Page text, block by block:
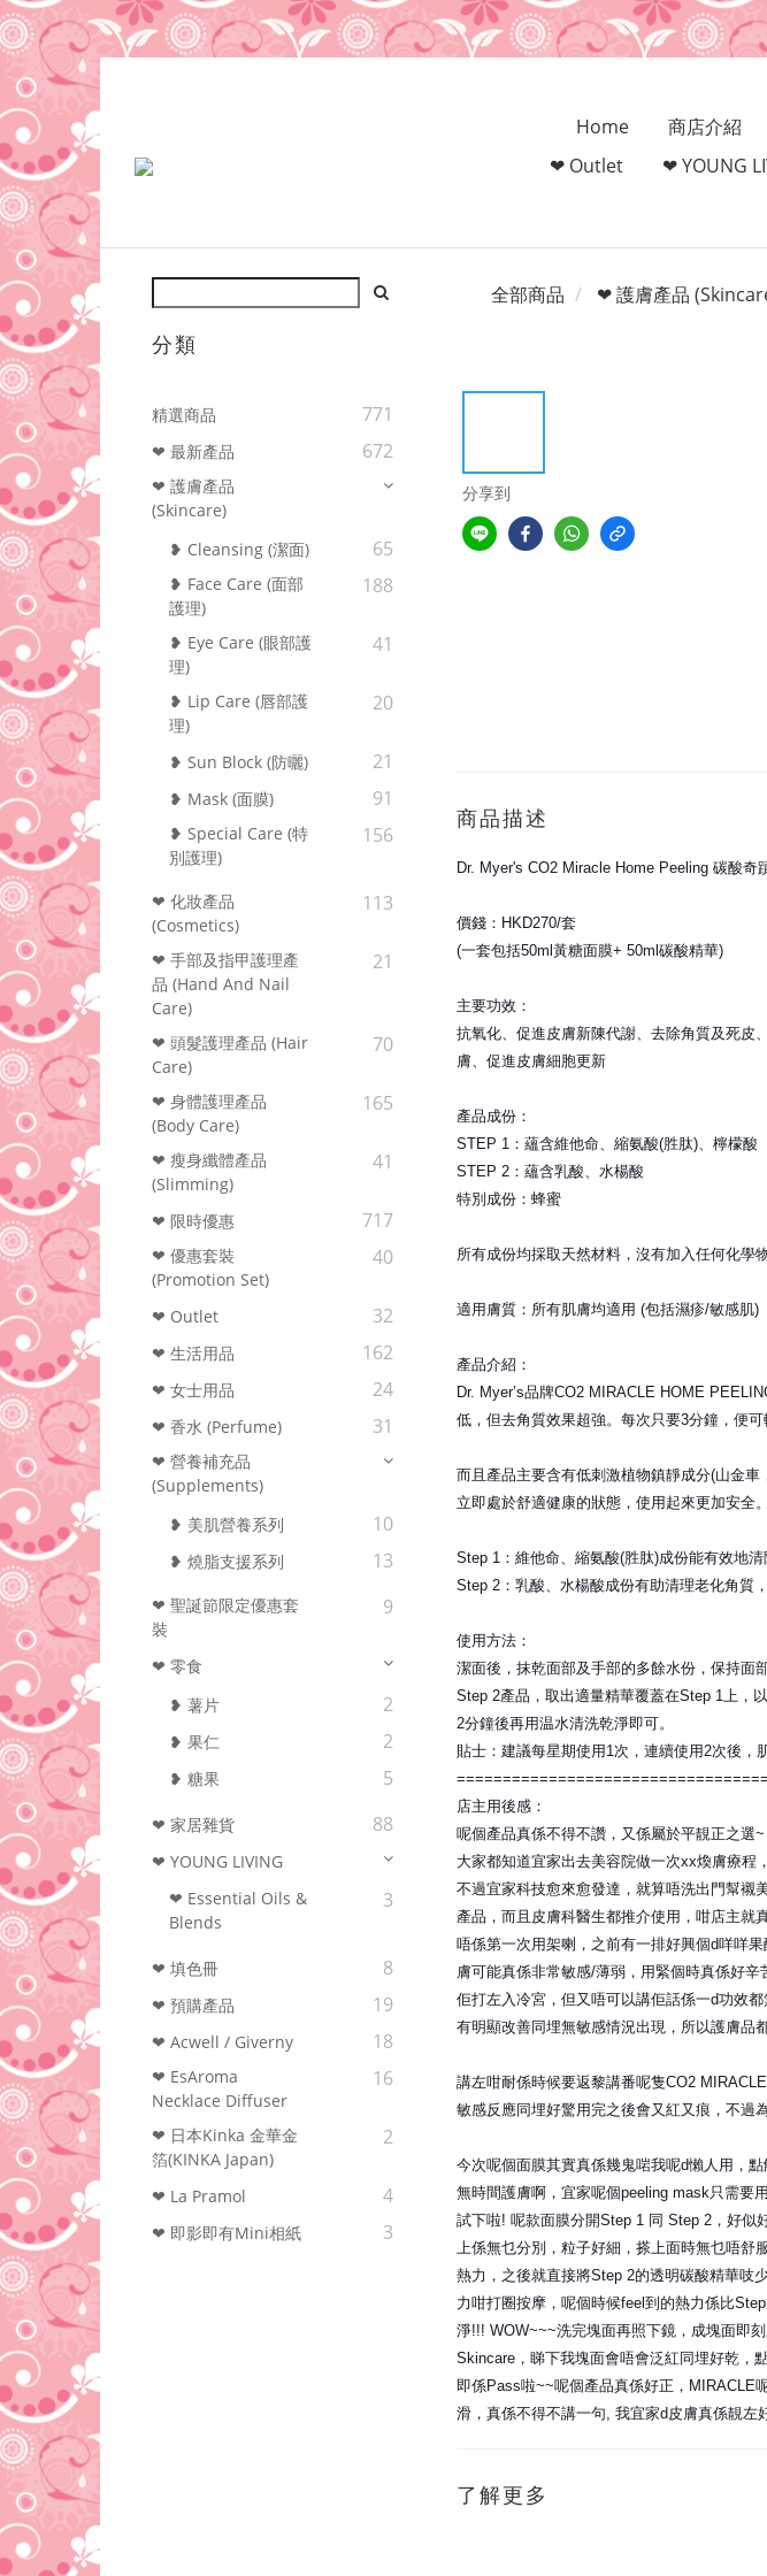
Home 商店介紹
❤ Outlet
❤ YOUNG
分類
精選商品 771
❤ 最新產品 672
❤ 護膚產品
(Skincare)
❥ Cleansing (潔面)
65
❥ Face Care (面部
護理)
188
❥ Eye Care (眼部護
理)
41
❥ Lip Care (唇部護
理)
20
❥ Sun Block (防曬) 21
❥ Mask (面膜) 91
❥ Special Care (特
別護理)
156
❤ 化妝產品
(Cosmetics)
113
❤ 手部及指甲護理產
品 (Hand And Nail
Care)
21
❤ 頭髮護理產品 (Hair
Care)
70
❤ 身體護理產品
(Body Care)
165
❤ 瘦身纖體產品
(Slimming)
41
❤ 限時優惠 717
❤ 優惠套裝
(Promotion Set)
40
❤ Outlet 32
❤ 生活用品 162
❤ 女士用品 24
❤ 香水 (Perfume) 31
❤ 營養補充品
(Supplements)
❥ 美肌營養系列
10
❥ 燒脂支援系列 13
❤ 聖誕節限定優惠套
裝
9
❤ 零食
❥ 薯片
2
❥ 果仁 2
❥ 糖果 5
❤ 家居雜貨 88
❤ YOUNG LIVING
❤ Essential Oils &
Blends
3
❤ 填色冊 8
❤ 預購產品 19
❤ Acwell / Giverny 18
❤ EsAroma
Necklace Diffuser
16
❤ 日本Kinka 金華金
箔(KINKA Japan)
2
❤ La Pramol 4
❤ 即影即有Mini相紙 3
全部商品 ❤ 護膚產品
分享到
商品描述
Dr. Myer's CO2 Miracle Home Peeling 碳酸奇
價錢：HKD270/套
(一套包括50ml黃糖面膜+ 50ml碳酸精華)
主要功效：
抗氧化、促進皮膚新陳代謝、去除角質及死皮
膚、促進皮膚細胞更新
產品成份：
STEP 1：蘊含維他命、縮氨酸(胜肽)、檸檬酸
STEP 2：蘊含乳酸、水楊酸
特別成份：蜂蜜
所有成份均採取天然材料，沒有加入任何化學
適用膚質：所有肌膚均適用 (包括濕疹/敏感肌)
產品介紹：
Dr. Myer’s品牌CO2 MIRACLE HOME
低，但去角質效果超強。每次只要3分鐘，便可
而且產品主要含有低刺激植物鎮靜成分(山金
立即處於舒適健康的狀態，使用起來更加安全。
Step 1：維他命、縮氨酸(胜肽)成份能有效地清
Step 2：乳酸、水楊酸成份有助清理老化角質
使用方法：
潔面後，抹乾面部及手部的多餘水份，保持面
Step 2產品，取出適量精華覆蓋在Step 1上，
2分鐘後再用温水清洗乾淨即可。
貼士：建議每星期使用1次，連續使用2次後，
店主用後感：
呢個產品真係不得不讚，又係屬於平靚正之選~
大家都知道宜家出去美容院做一次xx煥膚療程
不過宜家科技愈來愈發達，就算唔洗出門幫襯
產品，而且皮膚科醫生都推介使用，咁店主就
唔係第一次用架喇，之前有一排好興個d咩咩
膚可能真係非常敏感/薄弱，用緊個時真係好
佢打左入冷宮，但又唔可以講佢話係一d功效
有明顯改善同埋無敏感情況出現，所以護膚品
講左咁耐係時候要返黎講番呢隻CO2
敏感反應同埋好驚用完之後會又紅又痕，不過
今次呢個面膜其實真係幾鬼啱我呢d懶人用，
無時間護膚啊，宜家呢個peeling mask只需要
試下啦! 呢款面膜分開Step 1 同 Step 2，好似
上係無乜分別，粒子好細，搽上面時無乜唔舒
熱力，之後就直接將Step 2的透明碳酸精華吱
力咁打圈按摩，呢個時候feel到的熱力係比
淨!!! WOW~~~洗完塊面再照下鏡，成塊面即
Skincare，睇下我塊面會唔會泛紅同埋好乾，
即係Pass啦~~呢個產品真係好正，MIRACLE
滑，真係不得不講一句, 我宜家d皮膚真係靚左
了解更多